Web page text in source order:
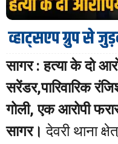
सागर : हत्या के दो
सरेंडर,पारिवारिक
गोली, एक आरोपी
सागर। देवरी थाना